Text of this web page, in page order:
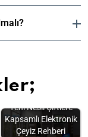
Yeni Nesil Çiftlere
Kapsamlı Elektronik
Çeyiz Rehberi